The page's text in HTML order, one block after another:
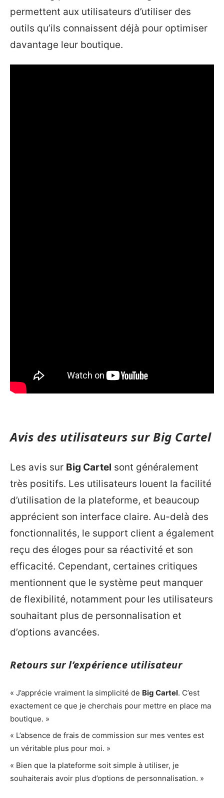
permettent aux utilisateurs d’utiliser des
outils qu’ils connaissent déjà pour optimiser
davantage leur boutique.
Avis des utilisateurs sur Big Cartel
Les avis sur Big Cartel sont généralement
très positifs. Les utilisateurs louent la facilité
d’utilisation de la plateforme, et beaucoup
apprécient son interface claire. Au-delà des
fonctionnalités, le support client a également
reçu des éloges pour sa réactivité et son
efficacité. Cependant, certaines critiques
mentionnent que le système peut manquer
de flexibilité, notamment pour les utilisateurs
souhaitant plus de personnalisation et
d’options avancées.
Retours sur l’expérience utilisateur
« J’apprécie vraiment la simplicité de Big Cartel. C’est
exactement ce que je cherchais pour mettre en place ma
boutique. »
« L’absence de frais de commission sur mes ventes est
un véritable plus pour moi. »
« Bien que la plateforme soit simple à utiliser, je
souhaiterais avoir plus d’options de personnalisation. »